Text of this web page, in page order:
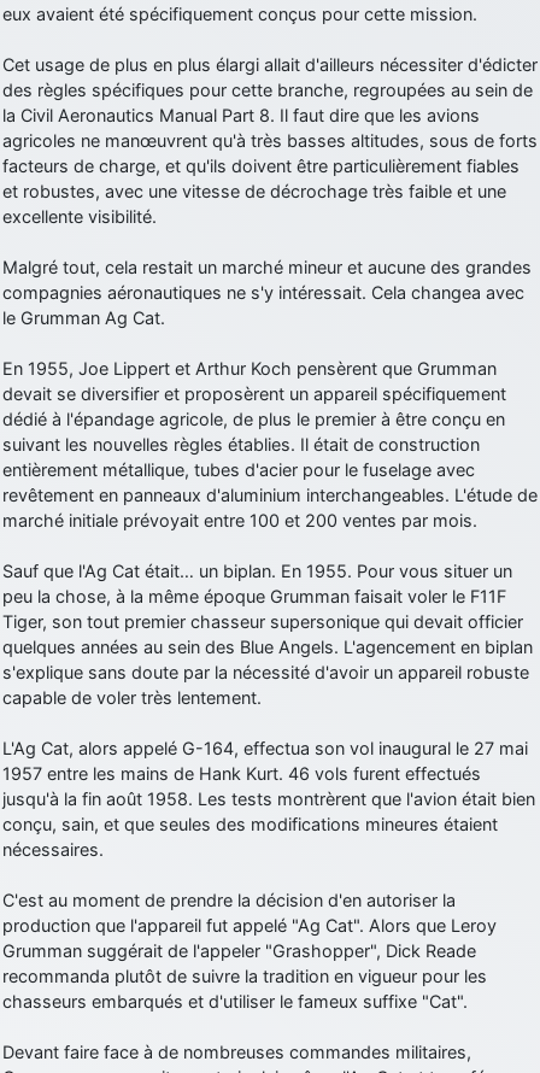
d9pouces: cette fois, c'est le Brésil et Singapour qui mettent le site
jericho: Ah ben je peux te confirmer que j'étais resté dans le filtre…
d9pouces: Désolé ! Mon filtrage a été un peu trop violent
manifestement
tout voir
eux avaient été spécifiquement conçus pour cette mission.
Cet usage de plus en plus élargi allait d'ailleurs nécessiter d'édicter
des règles spécifiques pour cette branche, regroupées au sein de
la Civil Aeronautics Manual Part 8. Il faut dire que les avions
agricoles ne manœuvrent qu'à très basses altitudes, sous de forts
facteurs de charge, et qu'ils doivent être particulièrement fiables
et robustes, avec une vitesse de décrochage très faible et une
excellente visibilité.
Malgré tout, cela restait un marché mineur et aucune des grandes
compagnies aéronautiques ne s'y intéressait. Cela changea avec
le Grumman Ag Cat.
En 1955, Joe Lippert et Arthur Koch pensèrent que Grumman
devait se diversifier et proposèrent un appareil spécifiquement
dédié à l'épandage agricole, de plus le premier à être conçu en
suivant les nouvelles règles établies. Il était de construction
entièrement métallique, tubes d'acier pour le fuselage avec
revêtement en panneaux d'aluminium interchangeables. L'étude de
marché initiale prévoyait entre 100 et 200 ventes par mois.
Sauf que l'Ag Cat était… un biplan. En 1955. Pour vous situer un
peu la chose, à la même époque Grumman faisait voler le F11F
Tiger, son tout premier chasseur supersonique qui devait officier
quelques années au sein des Blue Angels. L'agencement en biplan
s'explique sans doute par la nécessité d'avoir un appareil robuste
capable de voler très lentement.
L'Ag Cat, alors appelé G-164, effectua son vol inaugural le 27 mai
1957 entre les mains de Hank Kurt. 46 vols furent effectués
jusqu'à la fin août 1958. Les tests montrèrent que l'avion était bien
conçu, sain, et que seules des modifications mineures étaient
nécessaires.
C'est au moment de prendre la décision d'en autoriser la
production que l'appareil fut appelé "Ag Cat". Alors que Leroy
Grumman suggérait de l'appeler "Grashopper", Dick Reade
recommanda plutôt de suivre la tradition en vigueur pour les
chasseurs embarqués et d'utiliser le fameux suffixe "Cat".
Devant faire face à de nombreuses commandes militaires,